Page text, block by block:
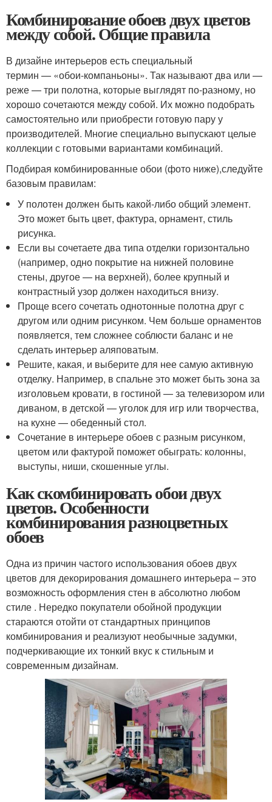
Комбинирование обоев двух цветов
между собой. Общие правила
В дизайне интерьеров есть специальный
термин — «обои-компаньоны». Так называют два или —
реже — три полотна, которые выглядят по-разному, но
хорошо сочетаются между собой. Их можно подобрать
самостоятельно или приобрести готовую пару у
производителей. Многие специально выпускают целые
коллекции с готовыми вариантами комбинаций.
Подбирая комбинированные обои (фото ниже),следуйте
базовым правилам:
У полотен должен быть какой-либо общий элемент.
Это может быть цвет, фактура, орнамент, стиль
рисунка.
Если вы сочетаете два типа отделки горизонтально
(например, одно покрытие на нижней половине
стены, другое — на верхней), более крупный и
контрастный узор должен находиться внизу.
Проще всего сочетать однотонные полотна друг с
другом или одним рисунком. Чем больше орнаментов
появляется, тем сложнее соблюсти баланс и не
сделать интерьер аляповатым.
Решите, какая, и выберите для нее самую активную
отделку. Например, в спальне это может быть зона за
изголовьем кровати, в гостиной — за телевизором или
диваном, в детской — уголок для игр или творчества,
на кухне — обеденный стол.
Сочетание в интерьере обоев с разным рисунком,
цветом или фактурой поможет обыграть: колонны,
выступы, ниши, скошенные углы.
Как скомбинировать обои двух
цветов. Особенности
комбинирования разноцветных
обоев
Одна из причин частого использования обоев двух
цветов для декорирования домашнего интерьера – это
возможность оформления стен в абсолютно любом
стиле . Нередко покупатели обойной продукции
стараются отойти от стандартных принципов
комбинирования и реализуют необычные задумки,
подчеркивающие их тонкий вкус к стильным и
современным дизайнам.